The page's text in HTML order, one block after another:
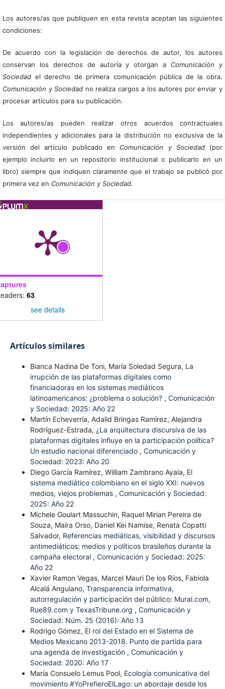
Los autores/as que publiquen en esta revista aceptan las siguientes
condiciones:
De acuerdo con la legislación de derechos de autor, los autores
conservan los derechos de autoría y otorgan a Comunicación y
Sociedadel derecho de primera comunicación pública de la obra.
Comunicación y Sociedad no realiza cargos a los autores por enviar y
procesar artículos para su publicación.
Los autores/as pueden realizar otros acuerdos contractuales
independientes y adicionales para la distribución no exclusiva de la
versión del artículo publicado en Comunicación y Sociedad(por
ejemplo incluirlo en un repositorio institucional o publicarlo en un
libro) siempre que indiquen claramente que el trabajo se publicó por
primera vez en Comunicación y Sociedad.
63
see details
Artículos similares
Bianca Nadina De Toni, María Soledad Segura, La
irrupción de las plataformas digitales como
financiadoras en los sistemas mediáticos
latinoamericanos: ¿problema o solución? , Comunicación
y Sociedad: 2025: Año 22
Martín Echeverría, Adalid Bringas Ramírez, Alejandra
Rodríguez-Estrada, ¿La arquitectura discursiva de las
plataformas digitales influye en la participación política?
Un estudio nacional diferenciado , Comunicación y
Sociedad: 2023: Año 20
Diego García Ramírez, William Zambrano Ayala, El
sistema mediático colombiano en el siglo XXI: nuevos
medios, viejos problemas , Comunicación y Sociedad:
2025: Año 22
Michele Goulart Massuchin, Raquel Mirian Pereira de
Souza, Maíra Orso, Daniel Kei Namise, Renata Copatti
Salvador, Referencias mediáticas, visibilidad y discursos
antimediáticos: medios y políticos brasileños durante la
campaña electoral , Comunicación y Sociedad: 2025:
Año 22
Xavier Ramon Vegas, Marcel Mauri De los Ríos, Fabiola
Alcalá Anguiano, Transparencia informativa,
autorregulación y participación del público: Mural.com,
Rue89.com y TexasTribune.org , Comunicación y
Sociedad: Núm. 25 (2016): Año 13
Rodrigo Gómez, El rol del Estado en el Sistema de
Medios Mexicano 2013-2018. Punto de partida para
una agenda de investigación , Comunicación y
Sociedad: 2020: Año 17
María Consuelo Lemus Pool, Ecología comunicativa del
movimiento #YoPrefieroElLago: un abordaje desde los